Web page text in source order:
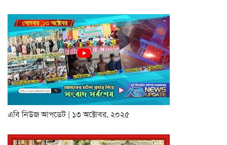
এবি নিউজ আপডেট | ১৩ অক্টোবর, ২০২৫